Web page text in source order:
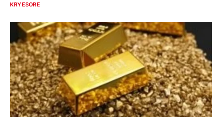
KRYESORE